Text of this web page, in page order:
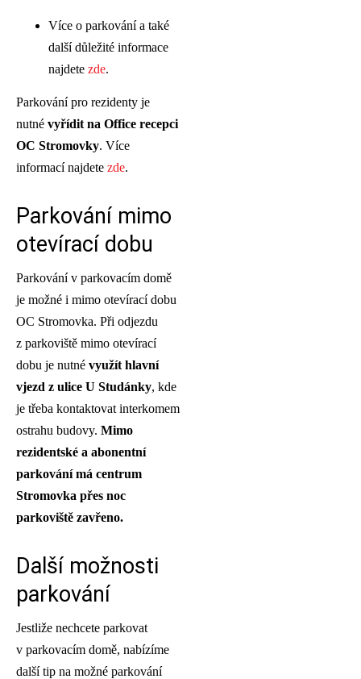
Více o parkování a také
další důležité informace
najdete zde.
Parkování pro rezidenty je
nutné vyřídit na Office recepci
OC Stromovky. Více
informací najdete zde.
Parkování mimo
otevírací dobu
Parkování v parkovacím domě
je možné i mimo otevírací dobu
OC Stromovka. Při odjezdu
z parkoviště mimo otevírací
dobu je nutné využít hlavní
vjezd z ulice U Studánky, kde
je třeba kontaktovat interkomem
ostrahu budovy. Mimo
rezidentské a abonentní
parkování má centrum
Stromovka přes noc
parkoviště zavřeno.
Další možnosti
parkování
Jestliže nechcete parkovat
v parkovacím domě, nabízíme
další tip na možné parkování